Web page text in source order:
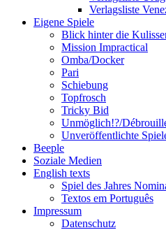
Verlagsliste
Eigene Spiele
Blick hinter die
Mission Impractical
Omba/Docker
Pari
Schiebung
Topfrosch
Tricky Bid
Unmöglich!?/
Unveröffentlichte
Beeple
Soziale Medien
English texts
Spiel des Jahres
Textos em Português
Impressum
Datenschutz